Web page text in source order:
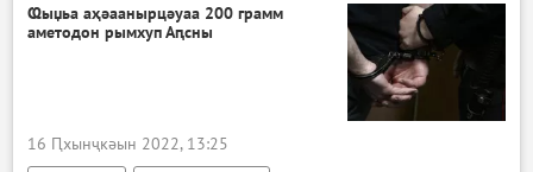
Ҩыџьа аҳәаанырцәуаа 200 грамм
аметодон рымхуп Аԥсны
16 Ԥхынҷкәын 2022, 13:25